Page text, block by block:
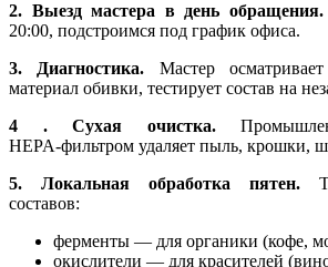
2. Выезд мастера в день обращения.
20:00, подстроимся под график офиса.
3. Диагностика. Мастер
материал обивки, тестирует состав на
4 . Сухая очистка.
HEPA‑фильтром удаляет пыль, крошки,
5. Локальная обработка пятен.
составов:
ферменты — для органики (кофе,
окислители — для красителей